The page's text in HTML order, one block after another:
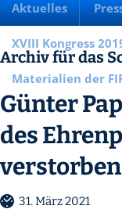
Aktuelles
XVIII Kongress
Materialien der
Archiv für das
Günter
des
verstorben
31. März 2021